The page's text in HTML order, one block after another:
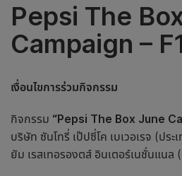
Pepsi The
Campaign –
เงื่อนไขการร่วมกิจกรรม
กิจกรรม “Pepsi The Box June
บริษัท ซันโทรี่ เป๊ปซี่โค เบเวอเรจ (ปร
ยัม เรสเทอรองตส์ อินเตอร์เนชั่นแนล